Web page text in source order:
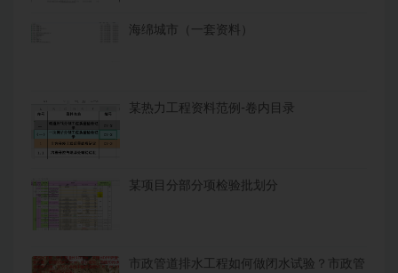
海绵城市（一套资料）
某热力工程资料范例-卷内目录
某项目分部分项检验批划分
市政管道排水工程如何做闭水试验？市政管